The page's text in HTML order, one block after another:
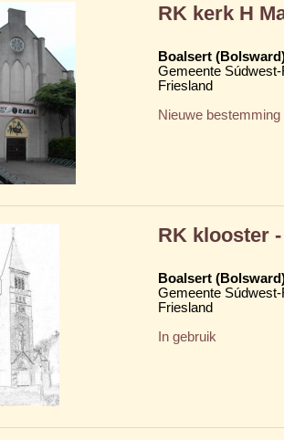
RK kerk H
Boalsert
Gemeente
Friesland
Nieuwe bestemming
RK klooster
Boalsert
Gemeente
Friesland
In gebruik